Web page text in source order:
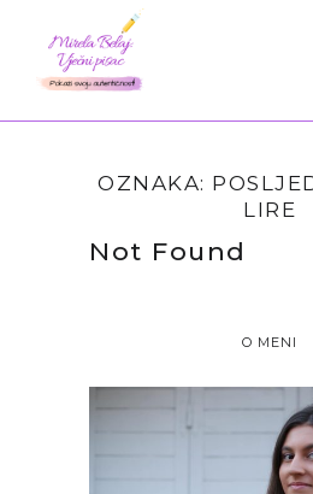
OZNAKA:
LIRE
Not Found
O MENI